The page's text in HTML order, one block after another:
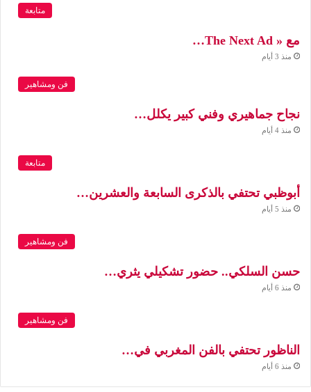
متابعة
مع « The Next Ad…
منذ 3 أيام
فن ومشاهير
نجاح جماهيري وفني كبير يكلل…
منذ 4 أيام
متابعة
أبوظبي تحتفي بالذكرى السابعة والعشرين…
منذ 5 أيام
فن ومشاهير
حسن السلكي.. حضور تشكيلي يثري…
منذ 6 أيام
فن ومشاهير
الناظور تحتفي بالفن المغربي في…
منذ 6 أيام